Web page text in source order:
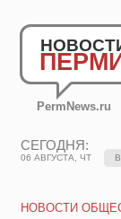
PermNews.ru
СЕГОДНЯ:
06 АВГУСТА, ЧТ
НОВОСТИ